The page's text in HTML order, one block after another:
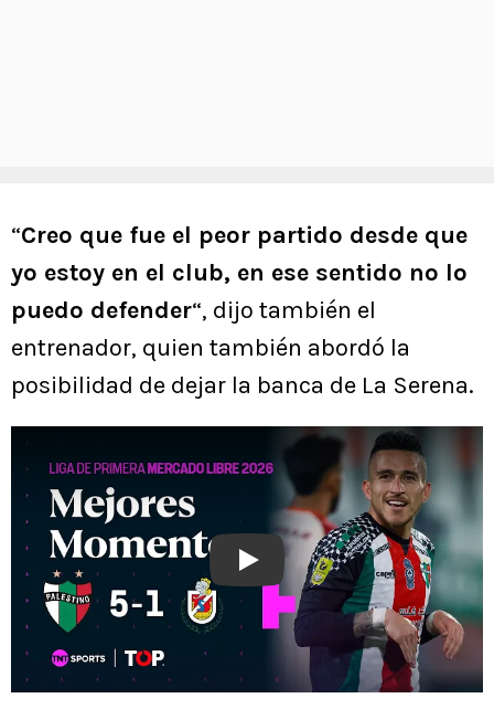
“Creo que fue el peor partido desde que
yo estoy en el club, en ese sentido no lo
puedo defender“, dijo también el
entrenador, quien también abordó la
posibilidad de dejar la banca de La Serena.
Play